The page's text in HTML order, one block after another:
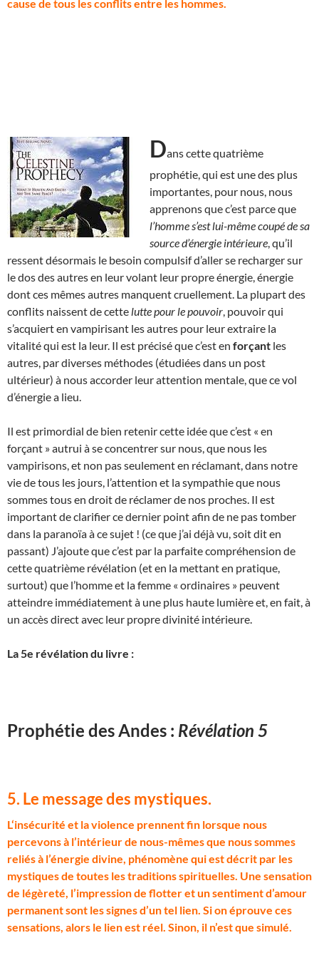
cause de tous les conflits entre les hommes.
Dans cette quatrième
prophétie, qui est une des plus
importantes, pour nous, nous
apprenons que c’est parce que
l’homme s’est lui-même coupé de sa
source d’énergie intérieure , qu’il
ressent désormais le besoin compulsif d’aller se recharger sur
le dos des autres en leur volant leur propre énergie, énergie
dont ces mêmes autres manquent cruellement. La plupart des
conflits naissent de cette lutte pour le pouvoir , pouvoir qui
s’acquiert en vampirisant les autres pour leur extraire la
vitalité qui est la leur. Il est précisé que c’est en forçant les
autres, par diverses méthodes (étudiées dans un post
ultérieur) à nous accorder leur attention mentale, que ce vol
d’énergie a lieu.
Il est primordial de bien retenir cette idée que c’est « en
forçant » autrui à se concentrer sur nous, que nous les
vampirisons, et non pas seulement en réclamant, dans notre
vie de tous les jours, l’attention et la sympathie que nous
sommes tous en droit de réclamer de nos proches. Il est
important de clarifier ce dernier point afin de ne pas tomber
dans la paranoïa à ce sujet ! (ce que j’ai déjà vu, soit dit en
passant) J’ajoute que c’est par la parfaite compréhension de
cette quatrième révélation (et en la mettant en pratique,
surtout) que l’homme et la femme « ordinaires » peuvent
atteindre immédiatement à une plus haute lumière et, en fait, à
un accès direct avec leur propre divinité intérieure.
La 5e révélation du livre :
Prophétie des Andes : Révélation 5
5. Le message des mystiques.
L‘insécurité et la violence prennent fin lorsque nous
percevons à l’intérieur de nous-mêmes que nous sommes
reliés à l’énergie divine, phénomène qui est décrit par les
mystiques de toutes les traditions spirituelles. Une sensation
de légèreté, l’impression de flotter et un sentiment d’amour
permanent sont les signes d’un tel lien. Si on éprouve ces
sensations, alors le lien est réel. Sinon, il n’est que simulé.